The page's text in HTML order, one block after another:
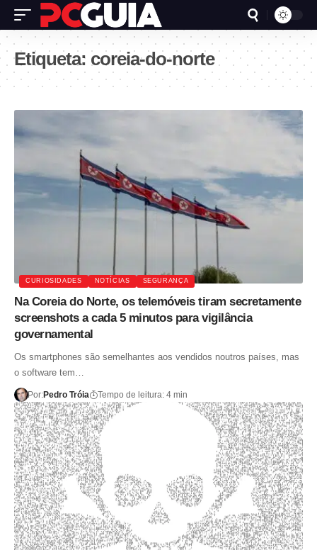
Etiqueta: coreia-do-norte
CURIOSIDADES NOTÍCIAS SEGURANÇA
Na Coreia do Norte, os telemóveis tiram secretamente
screenshots a cada 5 minutos para vigilância
governamental
Os smartphones são semelhantes aos vendidos noutros países, mas
o software tem…
Por:Pedro Tróia Tempo de leitura: 4 min